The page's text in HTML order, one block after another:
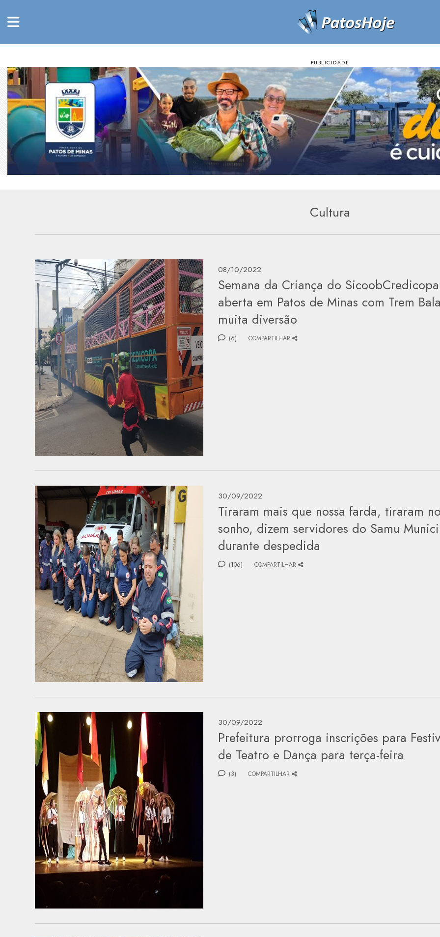
Cultura
08/10/2022
Semana da Criança do
aberta em Patos de Minas com Trem
muita diversão
(6) COMPARTILHAR
30/09/2022
Tiraram mais que nossa farda, tiraram
sonho, dizem servidores do Samu
durante despedida
(106) COMPARTILHAR
30/09/2022
Prefeitura prorroga inscrições para
de Teatro e Dança para terça-feira
(3) COMPARTILHAR